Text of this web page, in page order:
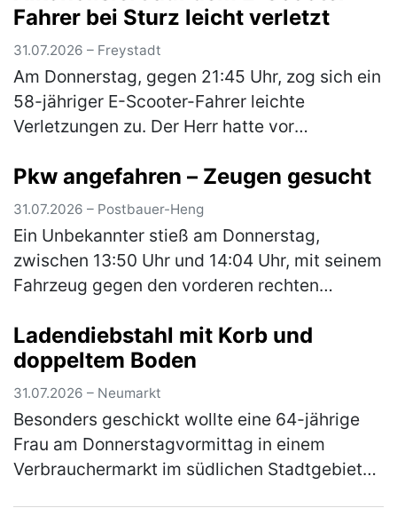
Fahrer bei Sturz leicht verletzt
31.07.2026 – Freystadt
Am Donnerstag, gegen 21:45 Uhr, zog sich ein
58-jähriger E-Scooter-Fahrer leichte
Verletzungen zu. Der Herr hatte vor
Folge „Am Stadtgraben“ alleinbeteil…(mehr)
Pkw angefahren – Zeugen gesucht
31.07.2026 – Postbauer-Heng
Ein Unbekannter stieß am Donnerstag,
zwischen 13:50 Uhr und 14:04 Uhr, mit seinem
Fahrzeug gegen den vorderen rechten
war zur Tatzeit auf dem Parkplatz eines…
(mehr)
Ladendiebstahl mit Korb und
doppeltem Boden
31.07.2026 – Neumarkt
Besonders geschickt wollte eine 64-jährige
Frau am Donnerstagvormittag in einem
Verbrauchermarkt im südlichen Stadtgebiet